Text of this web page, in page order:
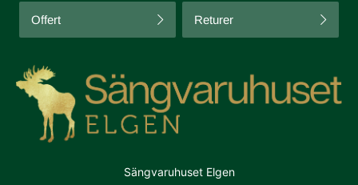
Offert Returer
Sängvaruhuset Elgen